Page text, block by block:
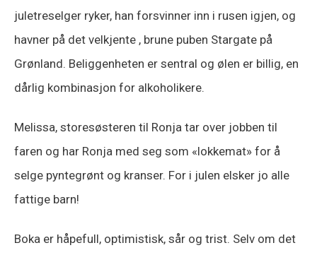
juletreselger ryker, han forsvinner inn i rusen igjen, og
havner på det velkjente , brune puben Stargate på
Grønland. Beliggenheten er sentral og ølen er billig, en
dårlig kombinasjon for alkoholikere.
Melissa, storesøsteren til Ronja tar over jobben til
faren og har Ronja med seg som «lokkemat» for å
selge pyntegrønt og kranser. For i julen elsker jo alle
fattige barn!
Boka er håpefull, optimistisk, sår og trist. Selv om det